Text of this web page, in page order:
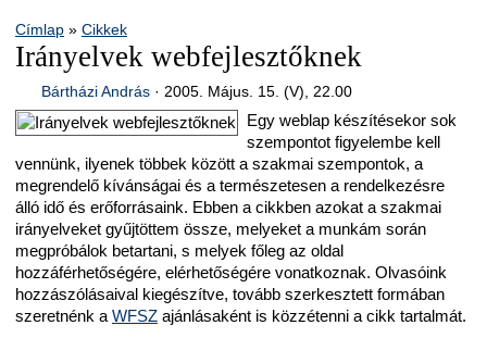
Címlap » Cikkek
Irányelvek webfejlesztőknek
Bártházi András· 2005. Május. 15. (V), 22.00
Egy weblap készítésekor sok
szempontot figyelembe kell
vennünk, ilyenek többek között a szakmai szempontok, a
megrendelő kívánságai és a természetesen a rendelkezésre
álló idő és erőforrásaink. Ebben a cikkben azokat a szakmai
irányelveket gyűjtöttem össze, melyeket a munkám során
megpróbálok betartani, s melyek főleg az oldal
hozzáférhetőségére, elérhetőségére vonatkoznak. Olvasóink
hozzászólásaival kiegészítve, tovább szerkesztett formában
szeretnénk a WFSZ ajánlásaként is közzétenni a cikk tartalmát.